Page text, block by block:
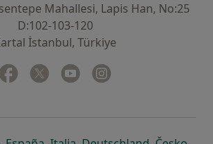
Mahallesi, Lapis Han, No:25
D:102-103-120
İstanbul, Türkiye
Facebook
yeni bir sekmede açılır
Twitter
yeni bir sekmede açılır
Youtube
yeni bir sekmede açılır